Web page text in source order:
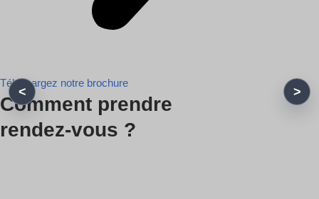
Téléchargez notre brochure
Comment prendre
rendez-vous ?